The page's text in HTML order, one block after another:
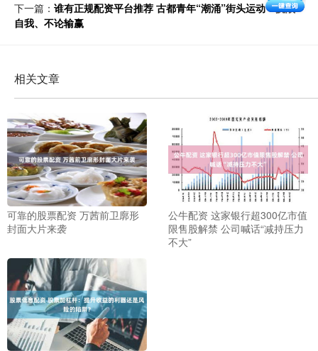
下一篇： 谁有正规配资平台推荐 古都青年“潮涌”街头运动：挑战
自我、不论输赢
相关文章
可靠的股票配资 万茜前卫廓形
封面大片来袭
公牛配资 这家银行超300亿市值
限售股解禁 公司喊话“减持压力
不大”